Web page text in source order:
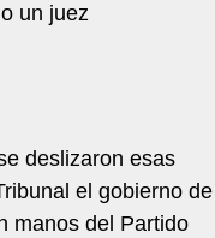
un juez
deslizaron esas
el gobierno de
manos del Partido